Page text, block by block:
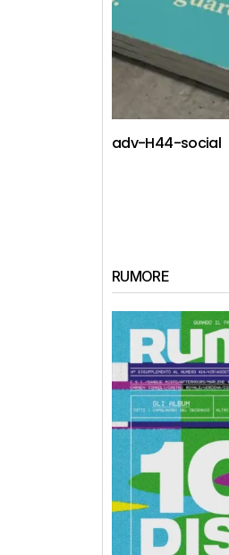
adv-H44-social
RUMORE